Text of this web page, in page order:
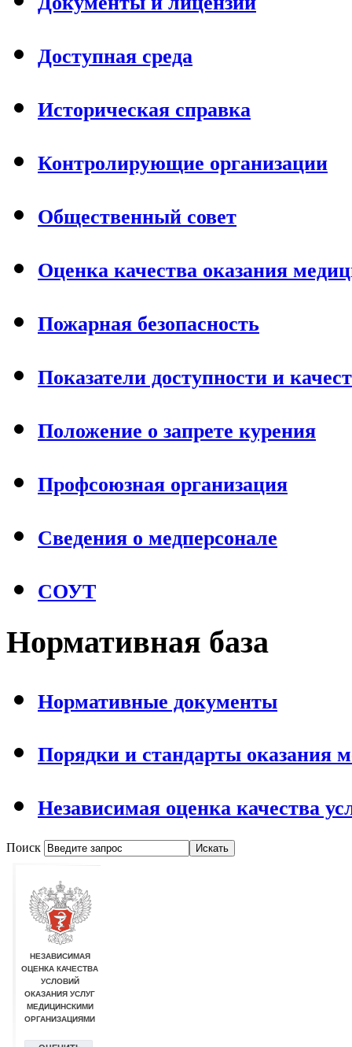
Доступная среда
Историческая справка
Контролирующие организации
Общественный совет
Оценка качества оказания
Пожарная безопасность
Показатели доступности и
Положение о запрете курения
Профсоюзная организация
Сведения о медперсонале
СОУТ
Нормативная база
Нормативные документы
Порядки и стандарты оказания
Независимая оценка качества
Поиск